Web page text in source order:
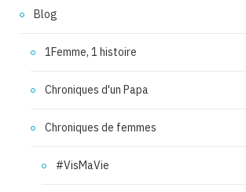
Blog
1Femme, 1 histoire
Chroniques d'un Papa
Chroniques de femmes
#VisMaVie